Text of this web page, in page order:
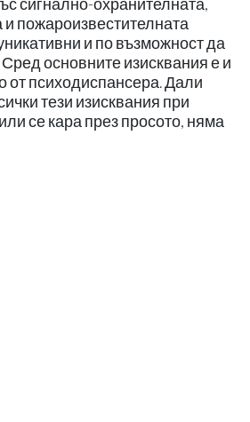
сигнално-охранителната,
пожароизвестителната
и по възможност да
основните изисквания е и
от психодиспансера. Дали
тези изисквания при
се кара през просото, няма